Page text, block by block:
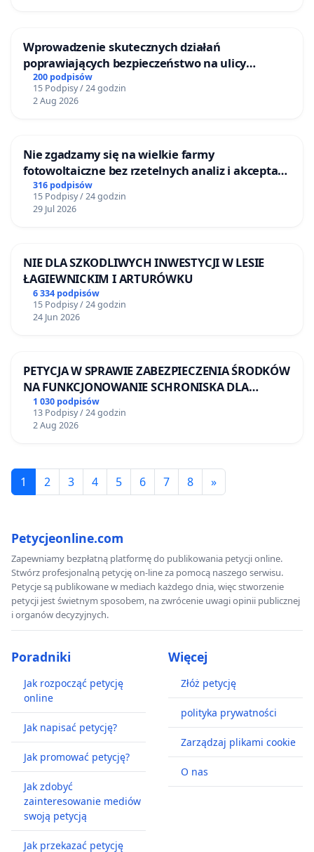
Wprowadzenie skutecznych działań
poprawiających bezpieczeństwo na ulicy
Żeromskiego w Otwocku
200 podpisów
15 Podpisy / 24 godzin
2 Aug 2026
Nie zgadzamy się na wielkie farmy
fotowoltaiczne bez rzetelnych analiz i akceptacji
mieszkańców
316 podpisów
15 Podpisy / 24 godzin
29 Jul 2026
NIE DLA SZKODLIWYCH INWESTYCJI W LESIE
ŁAGIEWNICKIM I ARTURÓWKU
6 334 podpisów
15 Podpisy / 24 godzin
24 Jun 2026
PETYCJA W SPRAWIE ZABEZPIECZENIA ŚRODKÓW
NA FUNKCJONOWANIE SCHRONISKA DLA
BEZDOMNYCH ZWIERZĄT W SKARYSZEWIE
1 030 podpisów
13 Podpisy / 24 godzin
2 Aug 2026
1 2 3 4 5 6 7 8 »
Petycjeonline.com
Zapewniamy bezpłatną platformę do publikowania petycji online.
Stwórz profesjonalną petycję on-line za pomocą naszego serwisu.
Petycje są publikowane w mediach każdego dnia, więc stworzenie
petycji jest świetnym sposobem, na zwrócenie uwagi opinii publicznej
i organów decyzyjnych.
Poradniki
Jak rozpocząć petycję
online
Jak napisać petycję?
Jak promować petycję?
Jak zdobyć
zainteresowanie mediów
swoją petycją
Jak przekazać petycję
Więcej
Złóż petycję
polityka prywatności
Zarządzaj plikami cookie
O nas